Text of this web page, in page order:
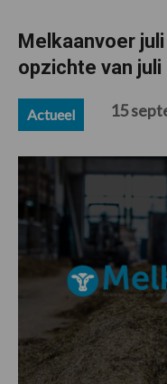
Melkaanvoer
opzichte van juli
Actueel 15